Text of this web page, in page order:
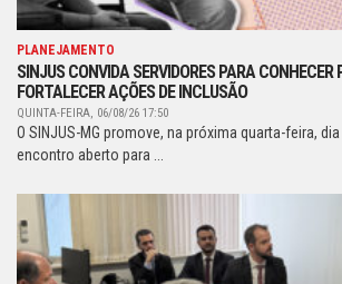
PLANEJAMENTO
SINJUS CONVIDA SERVIDORES PARA CONHECER
FORTALECER AÇÕES DE INCLUSÃO
QUINTA-FEIRA, 06/08/26 17:50
O SINJUS-MG promove, na próxima quarta-feira,
encontro aberto para ...